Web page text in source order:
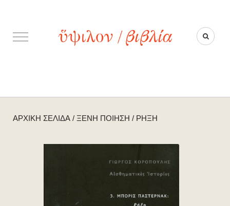
ΑΡΧΙΚΉ ΣΕΛΊΔΑ / ΞΈΝΗ ΠΟΊΗΣΗ / ΡΉΞΗ